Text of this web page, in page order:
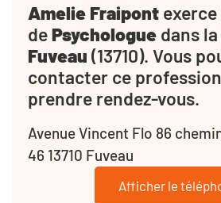
Amelie Fraipont
dePsychologue dans
Fuveau (13710). Vous
contacter ce
prendre rendez-vous.
Avenue Vincent Flo 86
46 13710 Fuveau
Afficher le